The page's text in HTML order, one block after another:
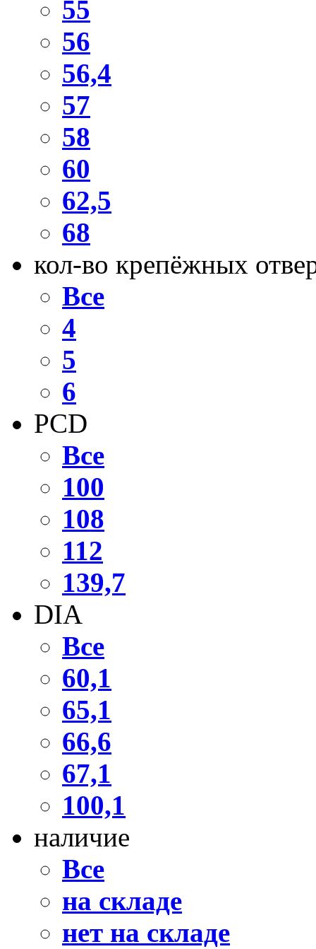
55
56
56,4
57
58
60
62,5
68
кол-во крепёжных
Все
4
5
6
PCD
Все
100
108
112
139,7
DIA
Все
60,1
65,1
66,6
67,1
100,1
наличие
Все
на складе
нет на складе